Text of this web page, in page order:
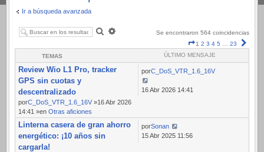
Ir a búsqueda avanzada
Buscar
Se encontraron 564 coincidencias
Página
23
1 2 3 4 5 23
TEMAS ÚLTIMO MENSAJE
Review Wio L1 Pro, tracker
GPS sin cuotas y
descentralizado
porC_DoS_VTR_1.6_16V »16 Abr 2026
14:41 »en Otras aficiones
porC_DoS_VTR_1.6_16V
16 Abr 2026 14:41
Linterna casera de gran ahorro
energético: ¡10 años sin
cargarla!
porSonan
15 Abr 2025 11:56